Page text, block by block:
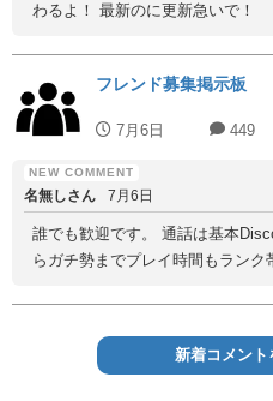
わるよ！ 最新のに更新急いで！
フレンド募集掲示板
7月6日 449
名無しさん 7月6日
誰でも歓迎です。 通話は基本
らガチ勢までプレイ時間もラン
新着コメント